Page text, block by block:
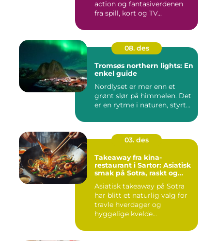
action og fantasiverdenen
fra spill, kort og TV...
08. des
Tromsøs northern lights: En
enkel guide
Nordlyset er mer enn et
grønt slør på himmelen. Det
er en rytme i naturen, styrt...
03. des
Takeaway fra kina-
restaurant i Sartor: Asiatisk
smak på Sotra, raskt og
Asiatisk takeaway på Sotra
har blitt et naturlig valg for
travle hverdager og
hyggelige kvelde...